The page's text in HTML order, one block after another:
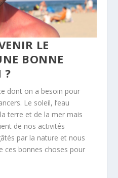
LE
BONNE
?
dont on a besoin pour
Le soleil, l’eau
terre et de la mer mais
de nos activités
par la nature et nous
ces bonnes choses pour